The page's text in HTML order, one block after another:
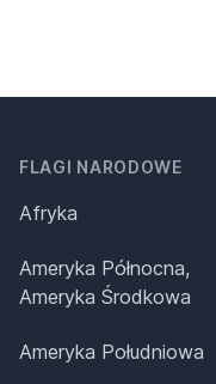
FLAGI NARODOWE
Afryka
Ameryka Północna,
Ameryka Środkowa
Ameryka Południowa